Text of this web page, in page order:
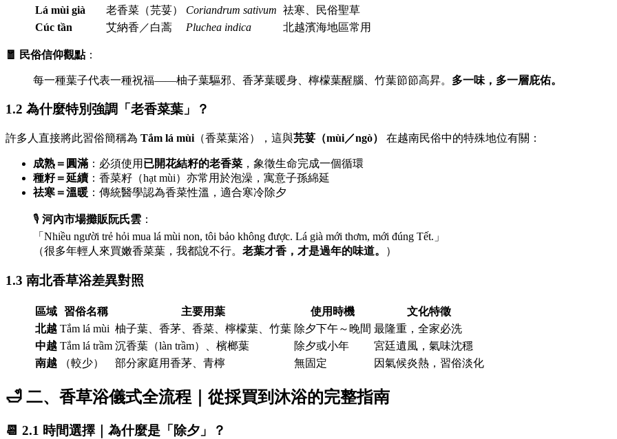
Lá mùi già
老香菜（芫荽） Coriandrum sativum 祛寒、民俗聖草
Cúc tần
艾納香／白蒿 Pluchea indica 北越濱海地區常用
🧧 民俗信仰觀點：
每一種葉子代表一種祝福——柚子葉驅邪、香茅葉暖身、檸檬葉醒腦、竹葉節節高昇。 多一味，多一層庇佑。
1.2 為什麼特別強調「老香菜葉」？
許多人直接將此習俗簡稱為 Tắm lá mùi （香菜葉浴），這與芫荽（mùi／ngò） 在越南民俗中的特殊地位有關：
成熟＝圓滿 ：必須使用 已開花結籽的老香菜 ，象徵生命完成一個循環
種籽＝延續 ：香菜籽（hạt mùi）亦常用於泡澡，寓意子孫綿延
祛寒＝溫暖 ：傳統醫學認為香菜性溫，適合寒冷除夕
🎙️ 河內市場攤販阮氏雲 ：
「Nhiều người trẻ hỏi mua lá mùi non, tôi bảo không được. Lá già mới thơm, mới đúng Tết.」
（很多年輕人來買嫩香菜葉，我都說不行。 老葉才香，才是過年的味道。 ）
1.3 南北香草浴差異對照
區域 習俗名稱 主要用葉 使用時機
文化特徵
北越 Tắm lá mùi 柚子葉、香茅、香菜、檸檬葉、竹葉 除夕下午～晚間 最隆重，全家必洗
中越 Tắm lá trầm 沉香葉（làn trầm）、檳榔葉 除夕或小年
宮廷遺風，氣味沈穩
南越
（較少） 部分家庭用香茅、青檸 無固定 因氣候炎熱，習俗淡化
🛁 二、香草浴儀式全流程｜從採買到沐浴的完整指南
📆 2.1 時間選擇｜為什麼是「除夕」？